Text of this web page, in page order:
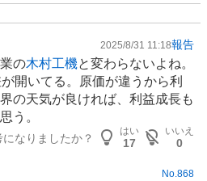
2025/8/31 11:18報告
の木村工機と変わらないよね。
開いてる。原価が違うから利
の天気が良ければ、利益成長も
う。
なりましたか？
はい
17
いいえ
0
No.868